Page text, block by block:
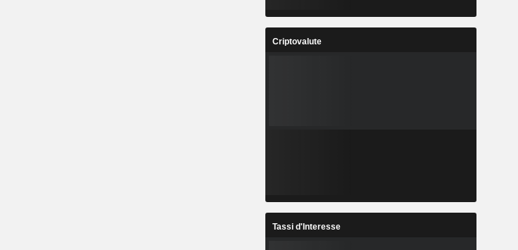
Criptovalute
Tassi d'Interesse